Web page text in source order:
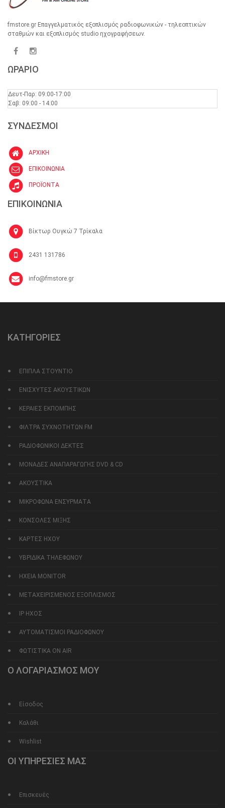
fmstore.gr Επαγγελματικός εξοπλισμός ραδιοφωνικών - τηλεοπτικών
σταθμών και εξοπλισμός studio ηχογραφήσεων.
ΩΡΑΡΙΟ
Δευτ-Παρ: 09:00-17:00
Σαβ: 09:00 - 14:00
ΣΥΝΔΕΣΜΟΙ
ΑΡΧΙΚΗ
ΕΠΙΚΟΙΝΩΝΙΑ
ΠΡΟΪΟΝΤΑ
ΕΠΙΚΟΙΝΩΝΙΑ
Βίκτωρ Ουγκώ 7 Τρίκαλα
2431 131786
info@fmstore.gr
ΚΑΤΗΓΟΡΙΕΣ
ΕΠΙΠΛΑ ΣΤΟΥΝΤΙΟ
ΕΝΙΣΧΥΤΕΣ ΑΚΟΥΣΤΙΚΩΝ
ΚΕΡΑΙΕΣ ΕΚΠΟΜΠΗΣ
ΦΙΛΤΡΑ ΣΥΧΝΟΤΗΤΩΝ FM
ΡΑΔΙΟΦΩΝΙΚΟΙ ΔΕΚΤΕΣ
ΜΟΝΑΔΕΣ ΑΝΑΠΑΡΑΓΩΓΗΣ DVD & CD
ΑΚΟΥΣΤΙΚΑ
ΜΙΚΡΟΦΩΝΑ ΕΝΣΥΡΜΑΤΑ
ΚΟΝΣΟΛΕΣ ΜΙΞΗΣ
ΚΑΡΤΕΣ ΗΧΟΥ
ΥΒΡΙΔΙΚΑ ΤΗΛΕΦΩΝΟΥ
ΗΧΕΙΑ MONITOR
ΜΕΤΑΧΕΙΡΙΣΜΕΝΟΣ ΕΞΟΠΛΙΣΜΟΣ
IP ΗΧΟΣ
ΑΥΤΟΜΑΤΙΣΜΟΙ ΡΑΔΙΟΦΩΝΟΥ
ΦΩΤΙΣΤΙΚΑ ON AIR
Ο ΛΟΓΑΡΙΑΣΜΟΣ ΜΟΥ
Είσοδος
Καλάθι
Wishlist
ΟΙ ΥΠΗΡΕΣΙΕΣ ΜΑΣ
Επισκευές